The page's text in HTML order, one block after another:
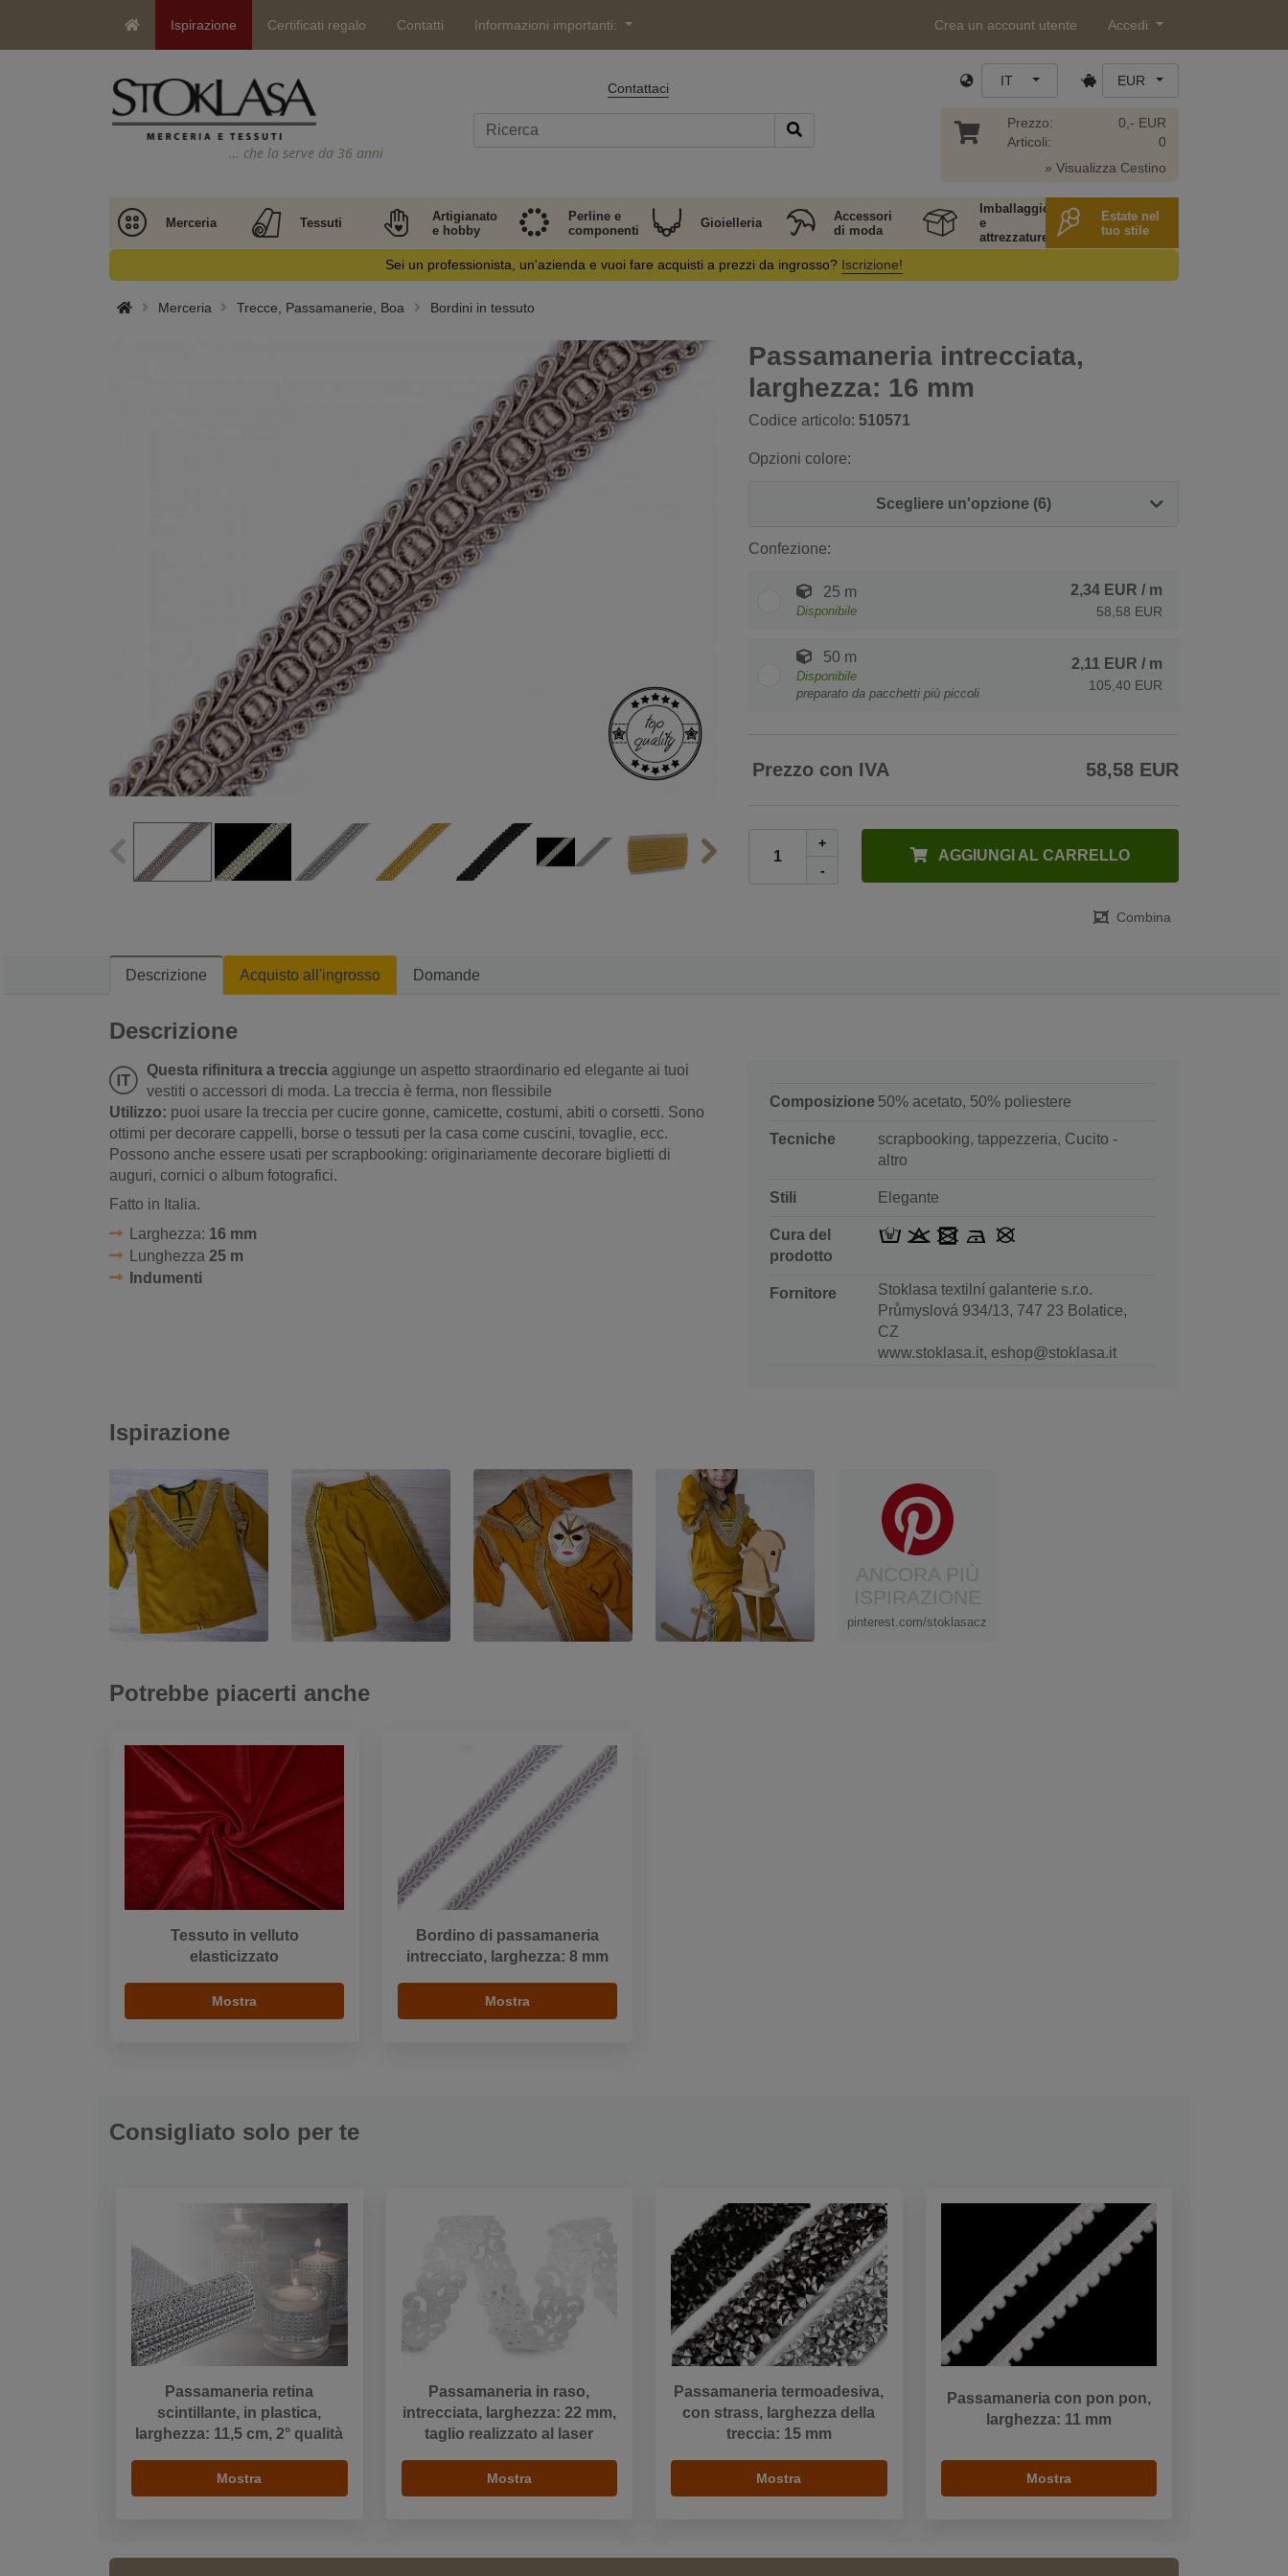
Ispirazione Certificati regalo Contatti Informazioni importanti: Crea un account utente Accedi
… che la serve da 36 anni
Contattaci IT EUR
Prezzo:
Articoli:
0,- EUR
0
» Visualizza Cestino
Merceria Tessuti
Artigianato
e hobby
Perline e
componenti
Gioielleria
Accessori
di moda
Imballaggio
e
attrezzature
Estate nel
tuo stile
Sei un professionista, un'azienda e vuoi fare acquisti a prezzi da ingrosso? Iscrizione!
Merceria Trecce, Passamanerie, Boa Bordini in tessuto
Passamaneria intrecciata,
larghezza: 16 mm
Codice articolo: 510571
Opzioni colore:
Scegliere un'opzione (6)
Confezione:
25 m
Disponibile
2,34 EUR / m
58,58 EUR
50 m
Disponibile
preparato da pacchetti più piccoli
2,11 EUR / m
105,40 EUR
Prezzo con IVA 58,58 EUR
+
-
AGGIUNGI AL CARRELLO
Combina
Descrizione Acquisto all'ingrosso Domande
Descrizione
Questa rifinitura a treccia aggiunge un aspetto straordinario ed elegante ai tuoi
vestiti o accessori di moda. La treccia è ferma, non flessibile
Utilizzo: puoi usare la treccia per cucire gonne, camicette, costumi, abiti o corsetti. Sono
ottimi per decorare cappelli, borse o tessuti per la casa come cuscini, tovaglie, ecc.
Possono anche essere usati per scrapbooking: originariamente decorare biglietti di
auguri, cornici o album fotografici.
Fatto in Italia.
Larghezza: 16 mm
Lunghezza 25 m
Indumenti
Composizione 50% acetato, 50% poliestere
Tecniche
scrapbooking, tappezzeria, Cucito -
altro
Stili Elegante
Cura del
prodotto
Fornitore
Stoklasa textilní galanterie s.r.o.
Průmyslová 934/13, 747 23 Bolatice,
CZ
www.stoklasa.it, eshop@stoklasa.it
Ispirazione
pinterest.com/stoklasacz
Potrebbe piacerti anche
Tessuto in velluto
elasticizzato
Mostra
Bordino di passamaneria
intrecciato, larghezza: 8 mm
Mostra
Consigliato solo per te
Passamaneria retina
scintillante, in plastica,
larghezza: 11,5 cm, 2° qualità
Mostra
Passamaneria in raso,
intrecciata, larghezza: 22 mm,
taglio realizzato al laser
Mostra
Passamaneria termoadesiva,
con strass, larghezza della
treccia: 15 mm
Mostra
Passamaneria con pon pon,
larghezza: 11 mm
Mostra